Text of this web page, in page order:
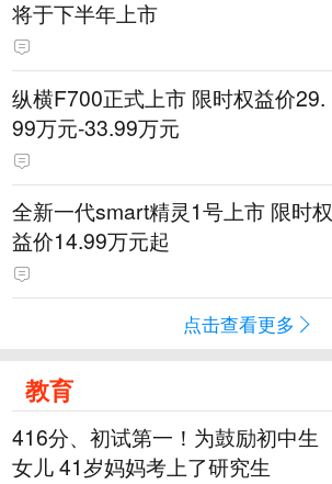
将于下半年上市
纵横F700正式上市 限时权益价29.
99万元-33.99万元
全新一代smart精灵1号上市 限时权
益价14.99万元起
点击查看更多
教育
416分、初试第一！为鼓励初中生
女儿 41岁妈妈考上了研究生